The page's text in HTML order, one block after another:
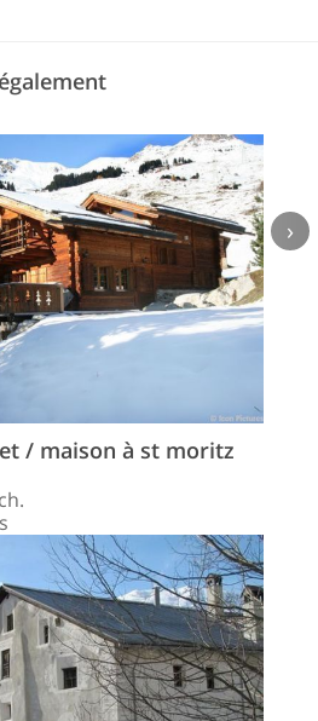
/ maison à st moritz
›